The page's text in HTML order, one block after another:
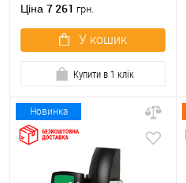
Ціна 7 261 грн.
У кошик
Купити в 1 клік
Новинка